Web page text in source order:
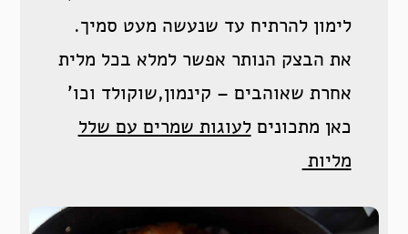
לימון להרתיח עד שנעשה מעט סמיך.
את הבצק הנותר אפשר למלא בכל מלית
אחרת שאוהבים – קינמון,שוקולד וכו’
כאן מתכוניםלעוגות שמרים עם שלל
מליות